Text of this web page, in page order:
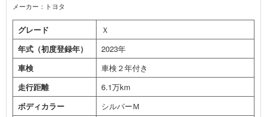
メーカー：トヨタ
グレード
Ｘ
年式（初度登録年）
2023年
車検
車検２年付き
走行距離
6.1万km
ボディカラー
シルバーＭ